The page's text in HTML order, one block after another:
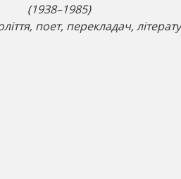
(1938–1985)
поет, перекладач,